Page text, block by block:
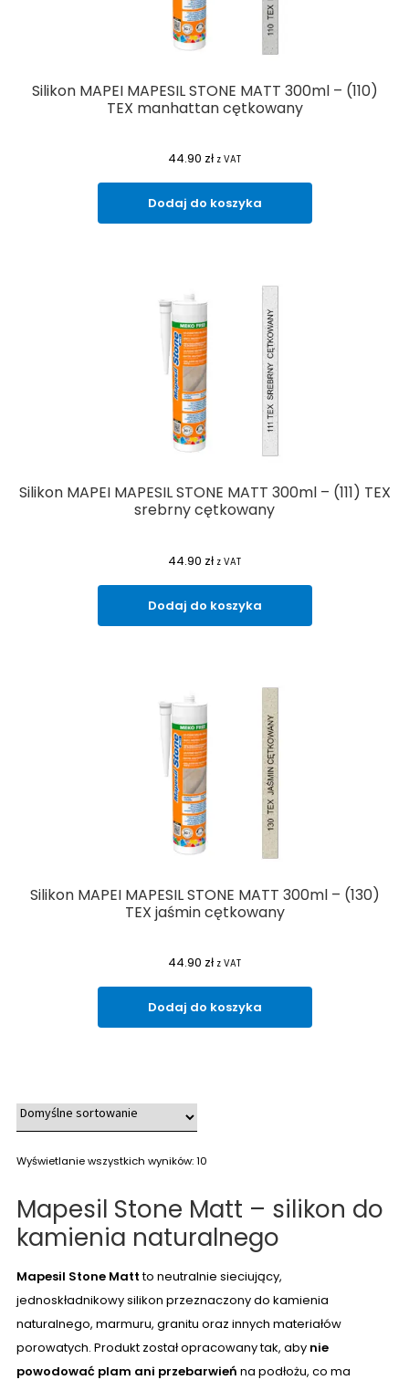
Silikon MAPEI MAPESIL STONE MATT 300ml – (110)
TEX manhattan cętkowany
44.90 zł z VAT
Dodaj do koszyka
Silikon MAPEI MAPESIL STONE MATT 300ml – (111) TEX
srebrny cętkowany
44.90 zł z VAT
Dodaj do koszyka
Silikon MAPEI MAPESIL STONE MATT 300ml – (130)
TEX jaśmin cętkowany
44.90 zł z VAT
Dodaj do koszyka
Wyświetlanie wszystkich wyników: 10
Mapesil Stone Matt – silikon do
kamienia naturalnego
Mapesil Stone Mattto neutralnie sieciujący,
jednoskładnikowy silikon przeznaczony do kamienia
naturalnego, marmuru, granitu oraz innych materiałów
porowatych. Produkt został opracowany tak, aby nie
powodować plam ani przebarwień na podłożu, co ma